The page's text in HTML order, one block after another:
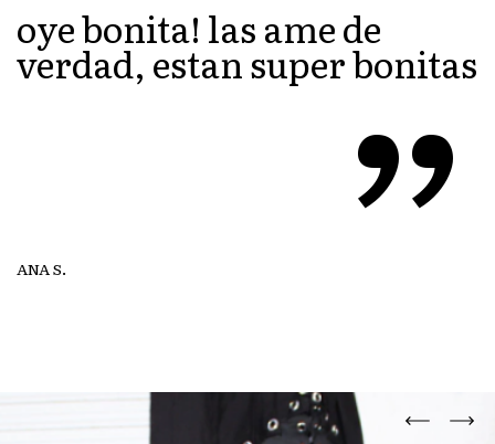
Lavar a mano o en ciclo delicado con prendas similares.
No usar cloro.
Secar a la sombra.
moderno. Está inspirado en los paliacates clásicos que han acompañado
a la estética mexicana durante generaciones, ahora transformados en
una silueta delicada, femenina y poderosa.
oye bonita! las ame de
verdad, estan super bonitas
”
ANA S.